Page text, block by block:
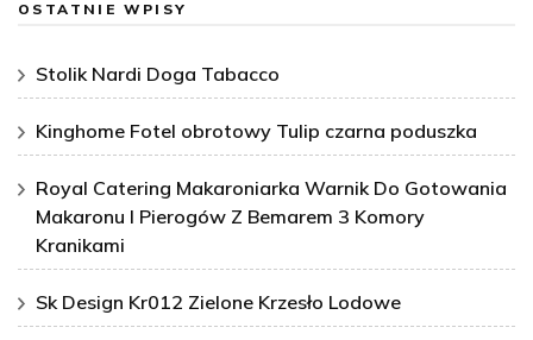
OSTATNIE WPISY
Stolik Nardi Doga Tabacco
Kinghome Fotel obrotowy Tulip czarna poduszka
Royal Catering Makaroniarka Warnik Do Gotowania
Makaronu I Pierogów Z Bemarem 3 Komory
Kranikami
Sk Design Kr012 Zielone Krzesło Lodowe